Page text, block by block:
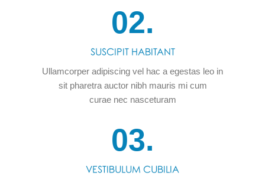
02.
SUSCIPIT HABITANT
Ullamcorper adipiscing vel hac a egestas leo in
sit pharetra auctor nibh mauris mi cum
curae nec nasceturam
03.
VESTIBULUM CUBILIA